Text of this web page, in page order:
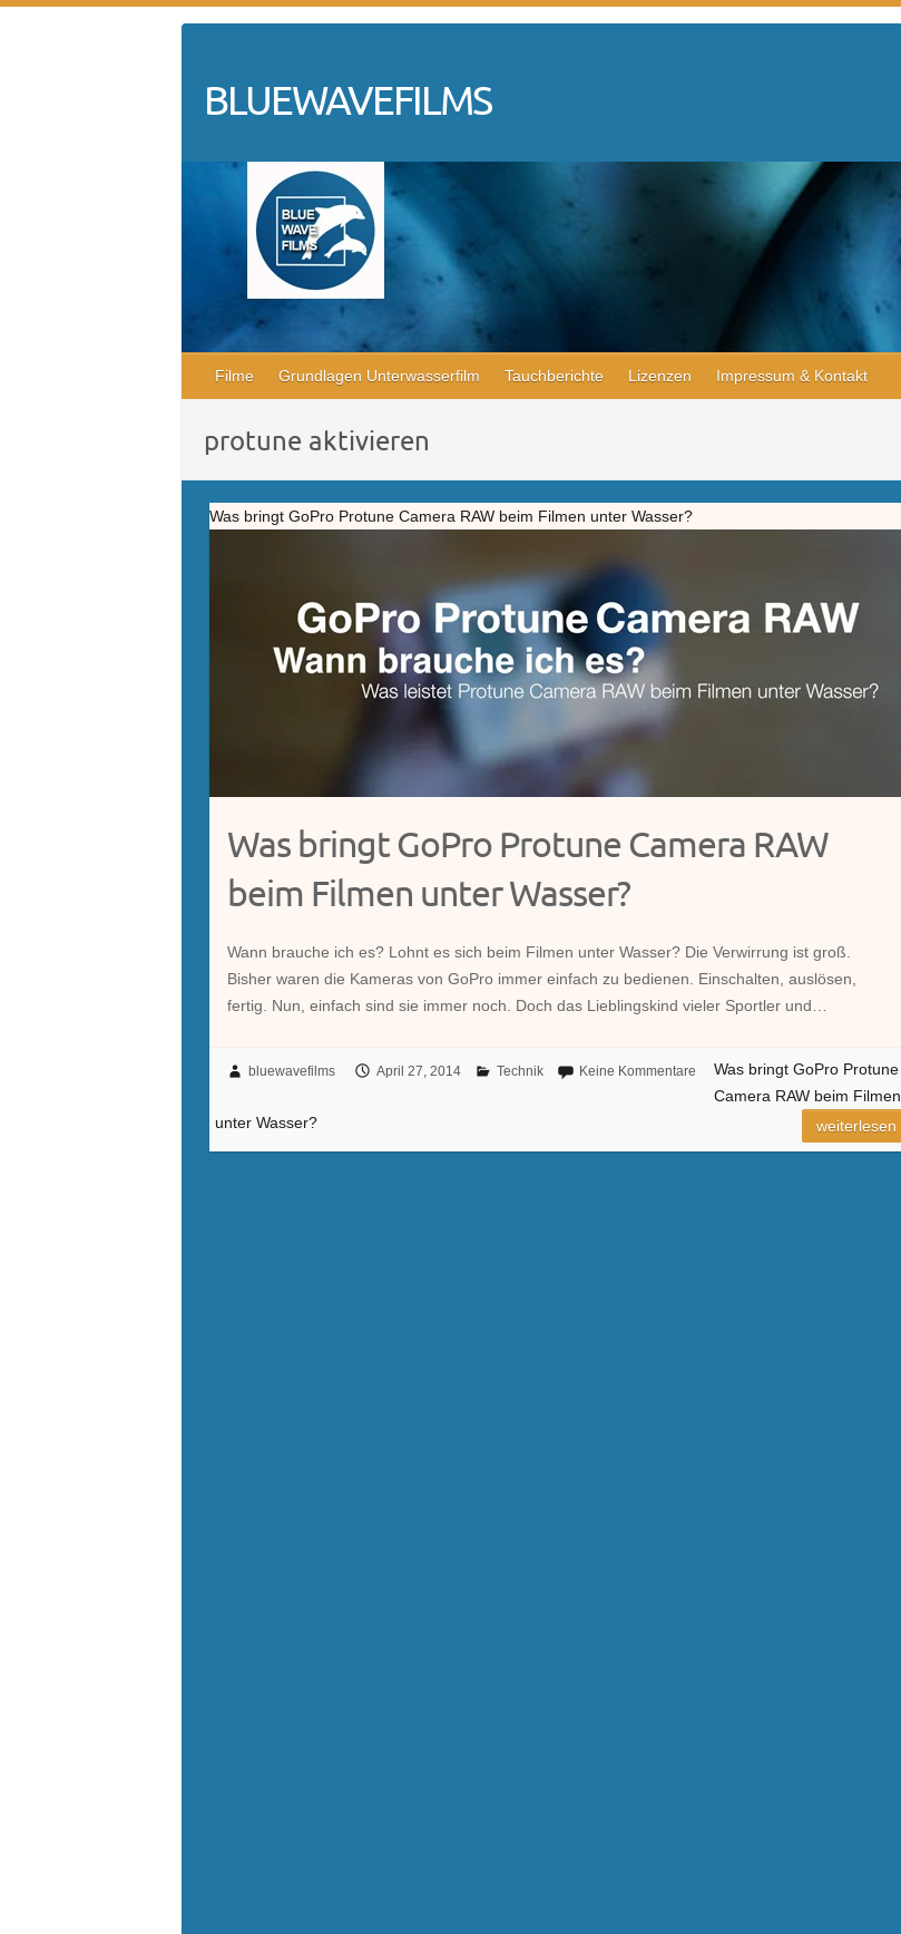
BLUEWAVEFILMS
Filme Grundlagen Unterwasserfilm Tauchberichte Lizenzen Impressum & Kontakt
protune aktivieren
Was bringt GoPro Protune Camera RAW beim Filmen unter Wasser?
Was bringt GoPro Protune Camera RAW
beim Filmen unter Wasser?
Wann brauche ich es? Lohnt es sich beim Filmen unter Wasser? Die Verwirrung ist groß.
Bisher waren die Kameras von GoPro immer einfach zu bedienen. Einschalten, auslösen,
fertig. Nun, einfach sind sie immer noch. Doch das Lieblingskind vieler Sportler und…
bluewavefilms April 27, 2014 Technik Keine Kommentare
Was bringt GoPro Protune
Camera RAW beim Filmen
unter Wasser?
weiterlesen